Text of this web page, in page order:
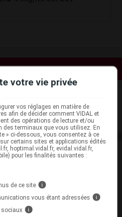
liées
votre vie privée
vos réglages en matière de
afin de décider comment VIDAL et
des opérations de lecture et/ou
des terminaux que vous utilisez. En
» ci-dessous, vous consentez à ce
certains sites et applications édités
hoptimal.vidal.fr, evidal.vidal.fr,
pour les finalités suivantes :
de ce site i
vous étant adressées i
sociaux i